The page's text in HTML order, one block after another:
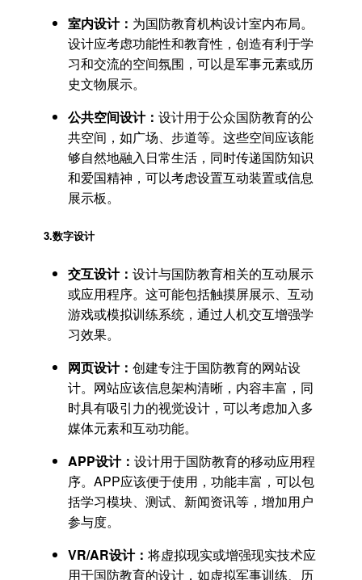
室内设计： 为国防教育机构设计室内布局。
设计应考虑功能性和教育性，创造有利于学
习和交流的空间氛围，可以是军事元素或历
史文物展示。
公共空间设计： 设计用于公众国防教育的公
共空间，如广场、步道等。这些空间应该能
够自然地融入日常生活，同时传递国防知识
和爱国精神，可以考虑设置互动装置或信息
展示板。
3.数字设计
交互设计： 设计与国防教育相关的互动展示
或应用程序。这可能包括触摸屏展示、互动
游戏或模拟训练系统，通过人机交互增强学
习效果。
网页设计： 创建专注于国防教育的网站设
计。网站应该信息架构清晰，内容丰富，同
时具有吸引力的视觉设计，可以考虑加入多
媒体元素和互动功能。
APP设计： 设计用于国防教育的移动应用程
序。APP应该便于使用，功能丰富，可以包
括学习模块、测试、新闻资讯等，增加用户
参与度。
VR/AR设计： 将虚拟现实或增强现实技术应
用于国防教育的设计，如虚拟军事训练、历